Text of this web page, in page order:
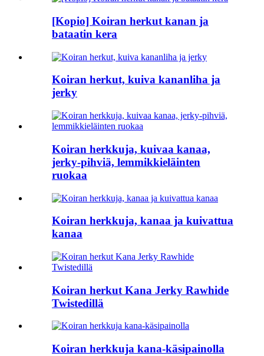
[Kopio] Koiran herkut kanan ja
bataatin kera
Koiran herkut, kuiva kananliha ja
jerky
Koiran herkkuja, kuivaa kanaa,
jerky-pihviä, lemmikkieläinten
ruokaa
Koiran herkkuja, kanaa ja kuivattua
kanaa
Koiran herkut Kana Jerky Rawhide
Twistedillä
Koiran herkkuja kana-käsipainolla